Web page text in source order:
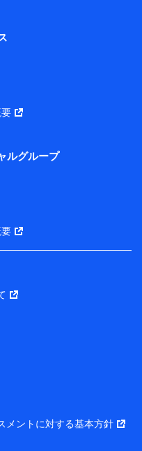
号 山王パークタワー
社長 前田 義晃
アーバンネット日
は、お客さまの情報
は、「NTTドコモ パー
原則を順守します 。
ドの「第三者提供の
共同利用する場合があ
お客さま（2019年12
ラブ会員であったこと
、2019年12月10日以
タを共同利用しま
の項目】
した、以下の情報など
ルグループ
メントに対する基本方針